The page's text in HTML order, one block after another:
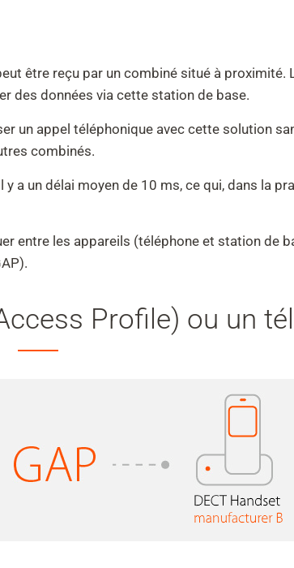
être reçu par un combiné situé à
des données via cette station de base.
un appel téléphonique avec cette solution
combinés.
a un délai moyen de 10 ms, ce qui, dans la
entre les appareils (téléphone et station de
Profile) ou un